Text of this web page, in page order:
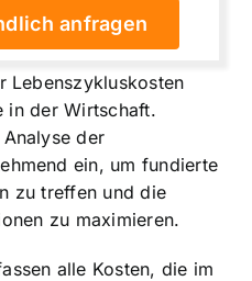
anfragen
Lebenszykluskosten
in der Wirtschaft.
der
ein, um fundierte
zu treffen und die
zu maximieren.
alle Kosten, die im